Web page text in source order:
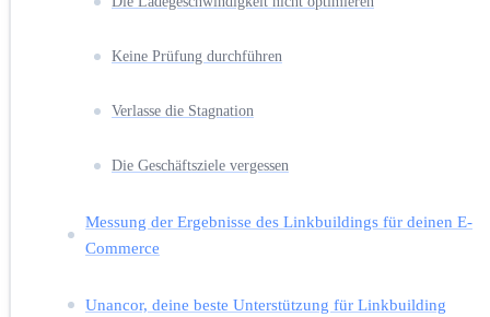
Keine Prüfung durchführen
Verlasse die Stagnation
Die Geschäftsziele vergessen
Messung der Ergebnisse des Linkbuildings für deinen E-
Commerce
Unancor, deine beste Unterstützung für Linkbuilding